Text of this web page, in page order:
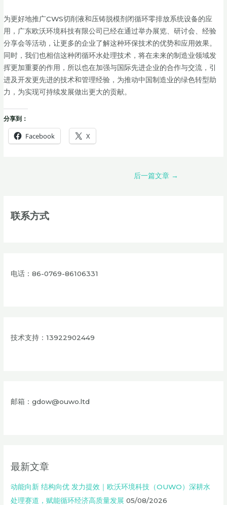
为更好地推广CWS切削液和压铸脱模剂闭循环零排放系统设备的应
用，广东欧沃环境科技有限公司已经在通过举办展览、研讨会、经验
分享会等活动，让更多的企业了解这种环保技术的优势和应用效果。
同时，我们也相信这种闭循环水处理技术，将在未来的制造业领域发
挥更加重要的作用，所以也在加强与国际先进企业的合作与交流，引
进及开发更先进的技术和管理经验，为推动中国制造业的绿色转型助
力，为实现可持续发展做出更大的贡献。
分享到：
Facebook X
后一篇文章 →
联系方式
电话：86-0769-86106331
技术支持：13922902449
邮箱：gdow@ouwo.ltd
最新文章
动能向新 结构向优 发力提效｜欧沃环境科技（OUWO）深耕水
处理赛道，赋能循环经济高质量发展 05/08/2026